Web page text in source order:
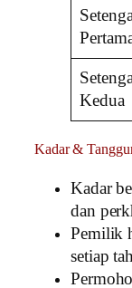
Kedua
Kadar &
Kadar
dan
Pemilik
setiap